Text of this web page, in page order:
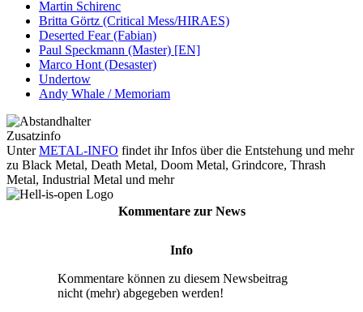
Martin Schirenc
Britta Görtz (Critical Mess/HIRAES)
Deserted Fear (Fabian)
Paul Speckmann (Master) [EN]
Marco Hont (Desaster)
Undertow
Andy Whale / Memoriam
Zusatzinfo
UnterMETAL-INFO findet ihr Infos über die Entstehung und mehr
zu Black Metal, Death Metal, Doom Metal, Grindcore, Thrash
Metal, Industrial Metal und mehr
Kommentare zur News
Info
Kommentare können zu diesem Newsbeitrag
nicht (mehr) abgegeben werden!